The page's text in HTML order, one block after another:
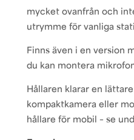
mycket ovanfrån och
utrymme för vanliga
Finns även i en version
du kan montera
Hållaren klarar en
kompaktkamera eller
hållare för mobil – se